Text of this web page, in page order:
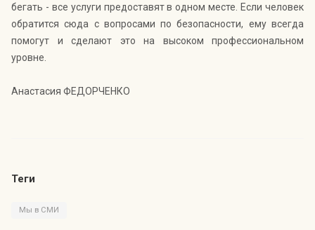
бегать - все услуги предоставят в одном месте. Если человек
обратится сюда с вопросами по безопасности, ему всегда
помогут и сделают это на высоком профессиональном
уровне.
Анастасия ФЕДОРЧЕНКО
Теги
Мы в СМИ